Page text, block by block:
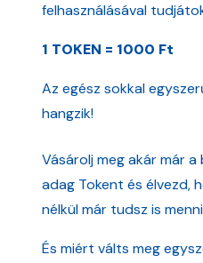
felhasználásával
1 TOKEN = 1000 Ft
Az egész sokkal
hangzik!
Vásárolj meg akár már
adag Tokent és élvezd,
nélkül már tudsz is
És miért válts meg